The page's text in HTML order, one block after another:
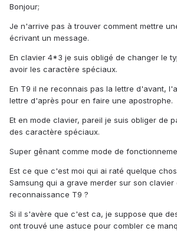
Bonjour;
Je n'arrive pas à trouver comment mettre
écrivant un message.
En clavier 4*3 je suis obligé de changer le
avoir les caractère spéciaux.
En T9 il ne reconnais pas la lettre d'avant,
lettre d'après pour en faire une apostrophe.
Et en mode clavier, pareil je suis obliger de
des caractère spéciaux.
Super gênant comme mode de
Est ce que c'est moi qui ai raté quelque
Samsung qui a grave merder sur son clavier
reconnaissance T9 ?
Si il s'avère que c'est ca, je suppose que
ont trouvé une astuce pour combler ce